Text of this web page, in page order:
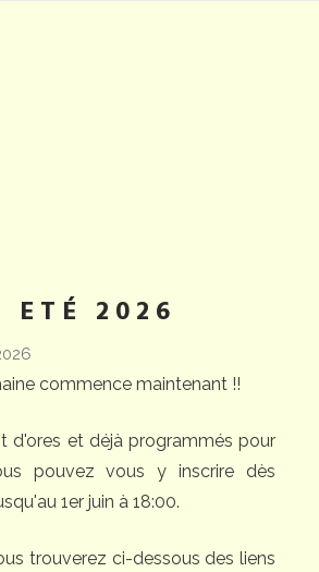
ETÉ 2026
commence maintenant !!
d'ores et déjà programmés pour
pouvez vous y inscrire dès
1er juin à 18:00.
trouverez ci-dessous des liens